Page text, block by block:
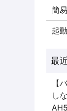
簡
起
【
し